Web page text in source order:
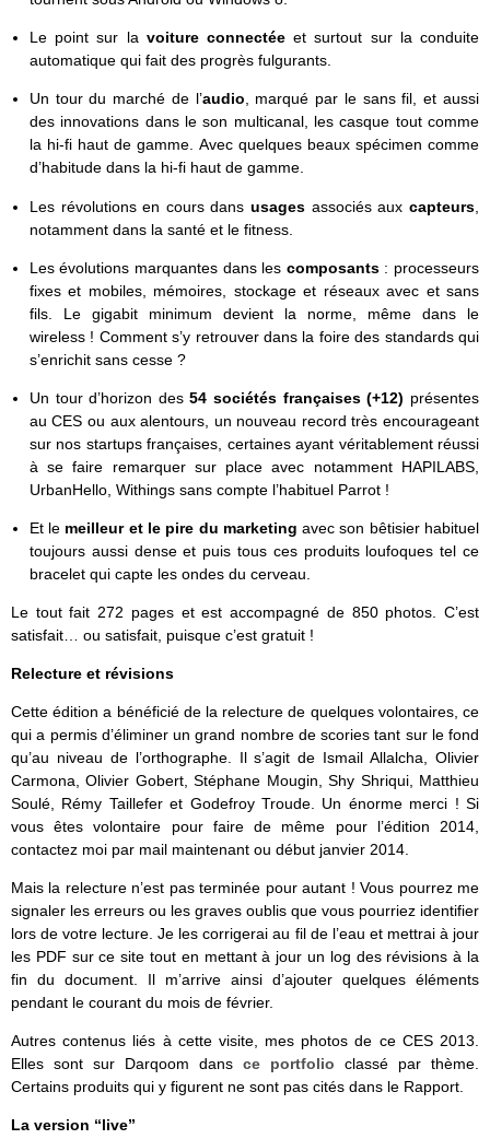
Le point sur la voiture connectéeet surtout sur la conduite
automatique qui fait des progrès fulgurants.
Un tour du marché de l’audio, marqué par le sans fil, et aussi
des innovations dans le son multicanal, les casque tout comme
la hi-fi haut de gamme. Avec quelques beaux spécimen comme
d’habitude dans la hi-fi haut de gamme.
Les révolutions en cours dansusages associés auxcapteurs
notamment dans la santé et le fitness.
Les évolutions marquantes dans les composants : processeurs
fixes et mobiles, mémoires, stockage et réseaux avec et sans
fils. Le gigabit minimum devient la norme, même dans le
wireless ! Comment s’y retrouver dans la foire des standards qui
s’enrichit sans cesse ?
Un tour d’horizon des54 sociétés françaises (+12) présentes
au CES ou aux alentours, un nouveau record très encourageant
sur nos startups françaises, certaines ayant véritablement réussi
à se faire remarquer sur place avec notamment HAPILABS,
UrbanHello, Withings sans compte l’habituel Parrot !
Et le meilleur et le pire du marketingavec son bêtisier habituel
toujours aussi dense et puis tous ces produits loufoques tel ce
bracelet qui capte les ondes du cerveau.
Le tout fait 272 pages et est accompagné de 850 photos. C’est
satisfait… ou satisfait, puisque c’est gratuit !
Relecture et révisions
Cette édition a bénéficié de la relecture de quelques volontaires, ce
qui a permis d’éliminer un grand nombre de scories tant sur le fond
qu’au niveau de l’orthographe. Il s’agit de Ismail Allalcha, Olivier
Carmona, Olivier Gobert, Stéphane Mougin, Shy Shriqui, Matthieu
Soulé, Rémy Taillefer et Godefroy Troude. Un énorme merci ! Si
vous êtes volontaire pour faire de même pour l’édition 2014,
contactez moi par mail maintenant ou début janvier 2014.
Mais la relecture n’est pas terminée pour autant ! Vous pourrez me
signaler les erreurs ou les graves oublis que vous pourriez identifier
lors de votre lecture. Je les corrigerai au fil de l’eau et mettrai à jour
les PDF sur ce site tout en mettant à jour un log des révisions à la
fin du document. Il m’arrive ainsi d’ajouter quelques éléments
pendant le courant du mois de février.
Autres contenus liés à cette visite, mes photos de ce CES 2013.
Elles sont sur Darqoom dans ce portfolio classé par thème.
Certains produits qui y figurent ne sont pas cités dans le Rapport.
La version “live”